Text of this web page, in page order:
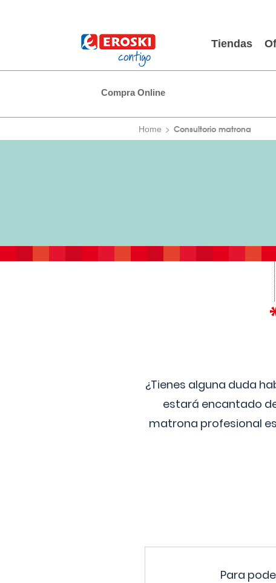
Tiendas
Compra Online
Home Consultorio matrona
¿Tienes alguna duda
estará encantado
matrona profesional
Para